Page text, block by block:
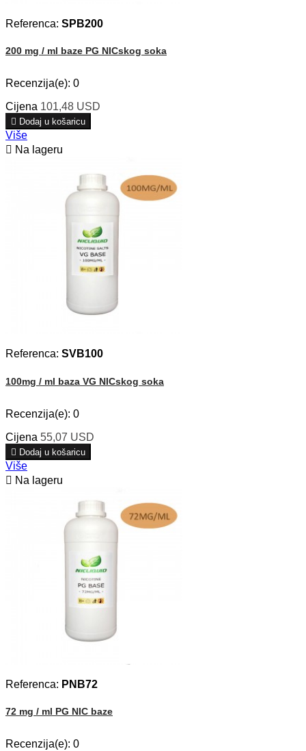
Referenca: SPB200
200 mg / ml baze PG NICskog soka
Recenzija(e): 0
Cijena 101,48 USD
 Dodaj u košaricu
Više
 Na lageru
Referenca: SVB100
100mg / ml baza VG NICskog soka
Recenzija(e): 0
Cijena 55,07 USD
 Dodaj u košaricu
Više
 Na lageru
Referenca: PNB72
72 mg / ml PG NIC baze
Recenzija(e): 0